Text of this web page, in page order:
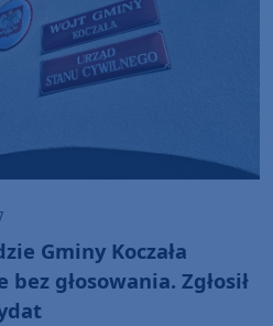
Gminy Koczała
głosowania. Zgłosił